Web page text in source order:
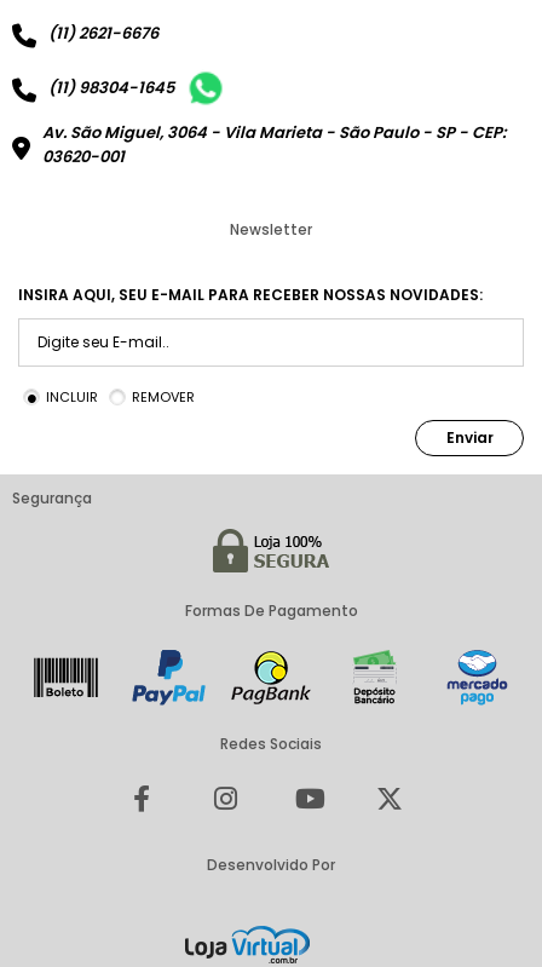
(11) 2621-6676
(11) 98304-1645
Av. São Miguel, 3064 - Vila Marieta - São Paulo - SP - CEP:
03620-001
Newsletter
INSIRA AQUI, SEU E-MAIL PARA RECEBER NOSSAS NOVIDADES:
INCLUIR REMOVER
Enviar
Segurança
Formas De Pagamento
Redes Sociais
Desenvolvido Por